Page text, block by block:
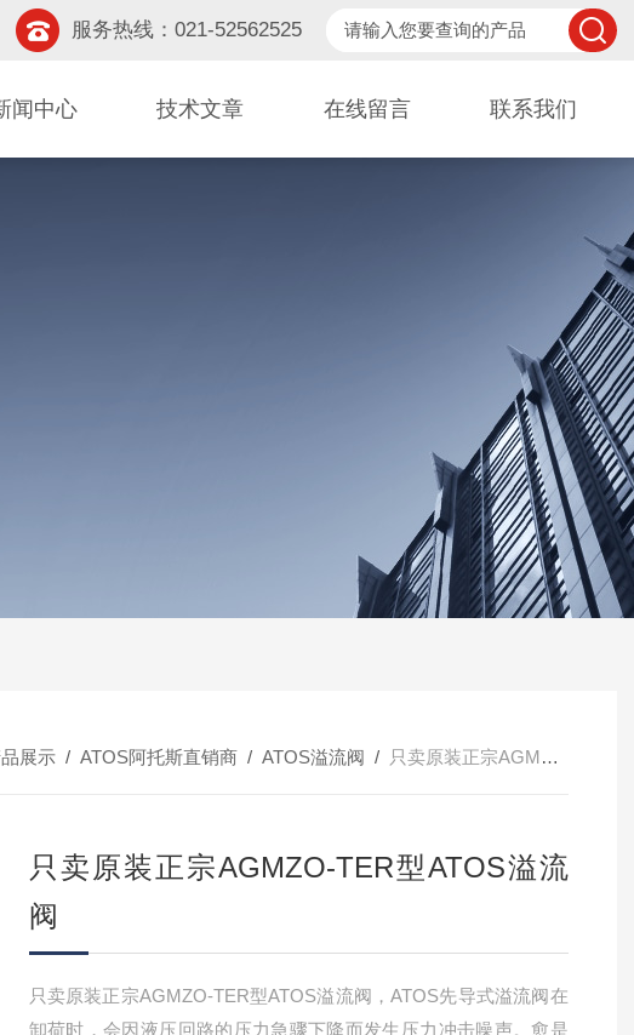
服务热线：021-52562525
闻中心 技术文章 在线留言 联系我们
展示/ ATOS阿托斯直销商/ ATOS溢流阀 / 只卖原装正宗AGMZO-TER型ATOS溢流阀
只卖原装正宗AGMZO-TER型ATOS溢流
阀
只卖原装正宗AGMZO-TER型ATOS溢流阀，ATOS先导式溢流阀在
卸荷时，会因液压回路的压力急骤下降而发生压力冲击噪声。愈是